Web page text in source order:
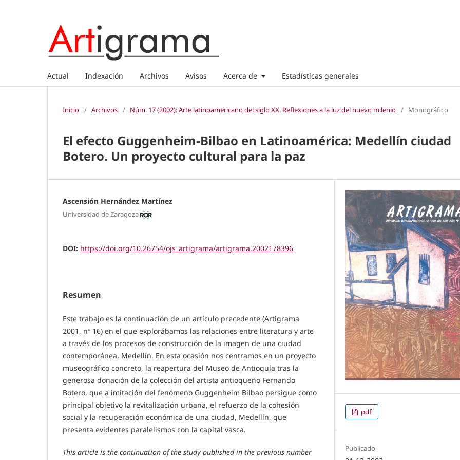
Actual Indexación Archivos Avisos Acerca de Estadísticas generales
Inicio / Archivos / Núm. 17 (2002): Arte latinoamericano del siglo XX. Reflexiones a la luz del nuevo milenio / Monográfico
El efecto Guggenheim-Bilbao en Latinoamérica: Medellín ciudad
Botero. Un proyecto cultural para la paz
Ascensión Hernández Martínez
Universidad de Zaragoza
DOI: https://doi.org/10.26754/ojs_artigrama/artigrama.2002178396
Resumen
Este trabajo es la continuación de un artículo precedente (Artigrama
2001, nº 16) en el que explorábamos las relaciones entre literatura y arte
a través de los procesos de construcción de la imagen de una ciudad
contemporánea, Medellín. En esta ocasión nos centramos en un proyecto
museográfico concreto, la reapertura del Museo de Antioquía tras la
generosa donación de la colección del artista antioqueño Fernando
Botero, que a imitación del fenómeno Guggenheim Bilbao persigue como
principal objetivo la revitalización urbana, el refuerzo de la cohesión
social y la recuperación económica de una ciudad, Medellín, que
presenta evidentes paralelismos con la capital vasca.
This article is the continuation of the study published in the previous number
pdf
Publicado